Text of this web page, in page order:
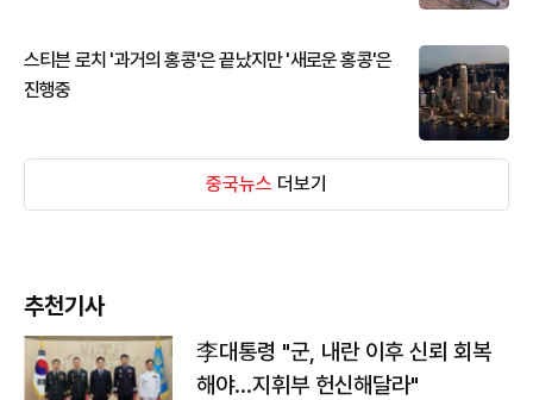
스티븐 로치 '과거의 홍콩'은 끝났지만 '새로운 홍콩'은
진행중
중국뉴스 더보기
추천기사
李대통령 "군, 내란 이후 신뢰 회복
해야…지휘부 헌신해달라"